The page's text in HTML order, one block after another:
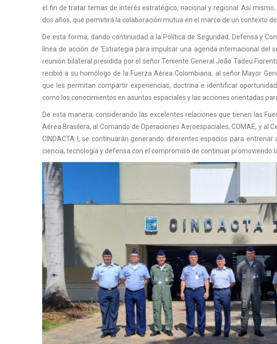
el fin de tratar temas de interés estratégico, nacional y regional. Así
dos años, que permitirá la colaboración mutua en el marco de un contexto
De esta forma, dando continuidad a la Política de Seguridad, Defensay
línea de acción de ‘Estrategia para impulsar una agenda internacional del
reunión bilateral presidida por el señorTeniente General João Tadeu
recibió a su homólogo de la Fuerza Aérea Colombiana, al señor Mayor
que les permitan compartir experiencias, doctrina e identificar
como los conocimientos en asuntos espaciales y las acciones orientadas
De esta manera, considerando las excelentes relaciones que tienen las
Aérea Brasilera, al Comando de Operaciones Aeroespaciales, COMAE, y al
CINDACTA I, se continuarán generando diferentes espacios para entrenar
ciencia, tecnología y defensa con el compromiso de continuar promoviendo